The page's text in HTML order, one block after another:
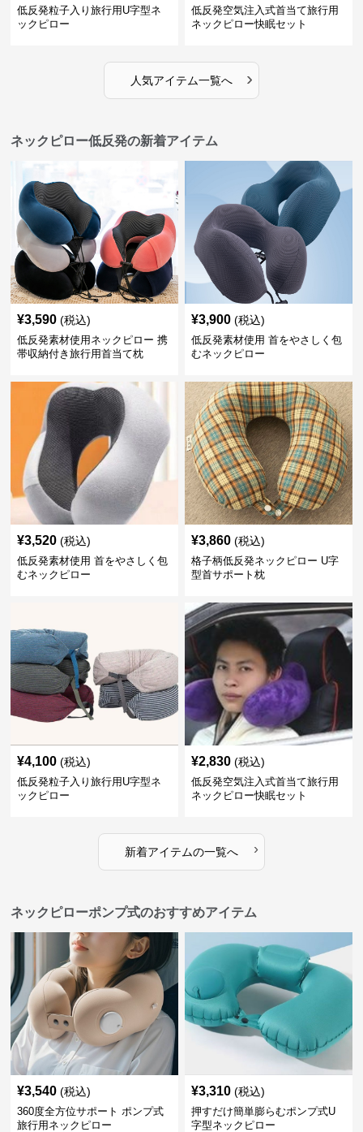
低反発粒子入り旅行用U字型ネ
ックピロー
低反発空気注入式首当て旅行用
ネックピロー快眠セット
人気アイテム一覧へ ›
ネックピロー低反発の新着アイテム
¥3,590 (税込)
低反発素材使用ネックピロー 携
帯収納付き旅行用首当て枕
¥3,900 (税込)
低反発素材使用 首をやさしく包
むネックピロー
¥3,520 (税込)
低反発素材使用 首をやさしく包
むネックピロー
¥3,860 (税込)
格子柄低反発ネックピロー U字
型首サポート枕
¥4,100 (税込)
低反発粒子入り旅行用U字型ネ
ックピロー
¥2,830 (税込)
低反発空気注入式首当て旅行用
ネックピロー快眠セット
新着アイテムの一覧へ ›
ネックピローポンプ式のおすすめアイテム
¥3,540 (税込)
360度全方位サポート ポンプ式
旅行用ネックピロー
¥3,310 (税込)
押すだけ簡単膨らむポンプ式U
字型ネックピロー